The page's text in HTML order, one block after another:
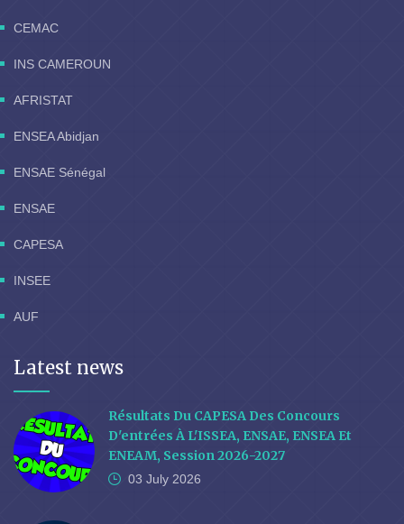
CEMAC
INS CAMEROUN
AFRISTAT
ENSEA Abidjan
ENSAE Sénégal
ENSAE
CAPESA
INSEE
AUF
Latest news
Résultats Du CAPESA Des Concours
D'entrées À L'ISSEA, ENSAE, ENSEA Et
ENEAM, Session 2026-2027
03 July 2026